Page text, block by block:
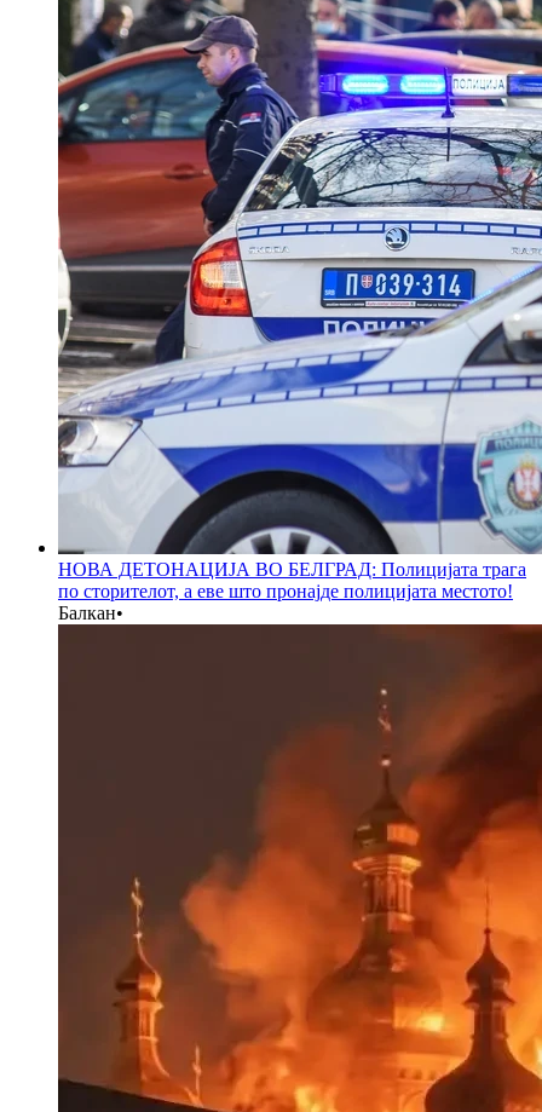
НОВА ДЕТОНАЦИЈА ВО БЕЛГРАД: Полицијата трага
по сторителот, а еве што пронајде полицијата местото!
Балкан•